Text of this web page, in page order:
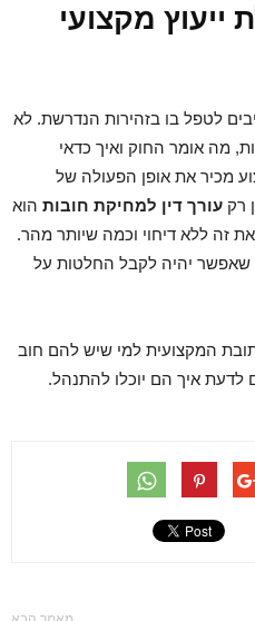
מקצועי
לטפל בו בזהירות הנדרשת. לא
מה אומר החוק ואיך כדאי
מכיר את אופן הפעולה של
רק עורך דין למחיקת חובות הוא
את זה ללא דיחוי וכמה שיותר מהר.
שאפשר יהיה לקבל החלטות על
המקצועית למי שיש להם חוב
לדעת איך הם יוכלו להתנהל.